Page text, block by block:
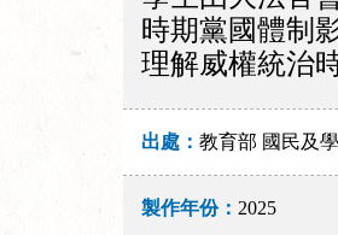
時期黨國體制
理解威權統治
出處：教育部 國民及
製作年份： 2025